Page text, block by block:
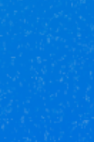
и
лист» носит
и ни при каких
2 Гражданского